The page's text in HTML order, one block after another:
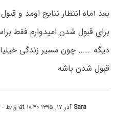
بعد ۱ماه انتظار نتایج اومد
برای قبول شدن امیدوارم فقط
دیگه ……. چون مسیر زندگی
قبول شدن باشه
Sara آذر ۱۷, ۱۳۹۵ at ۱۰:۴۰ ق٫ظ - Reply